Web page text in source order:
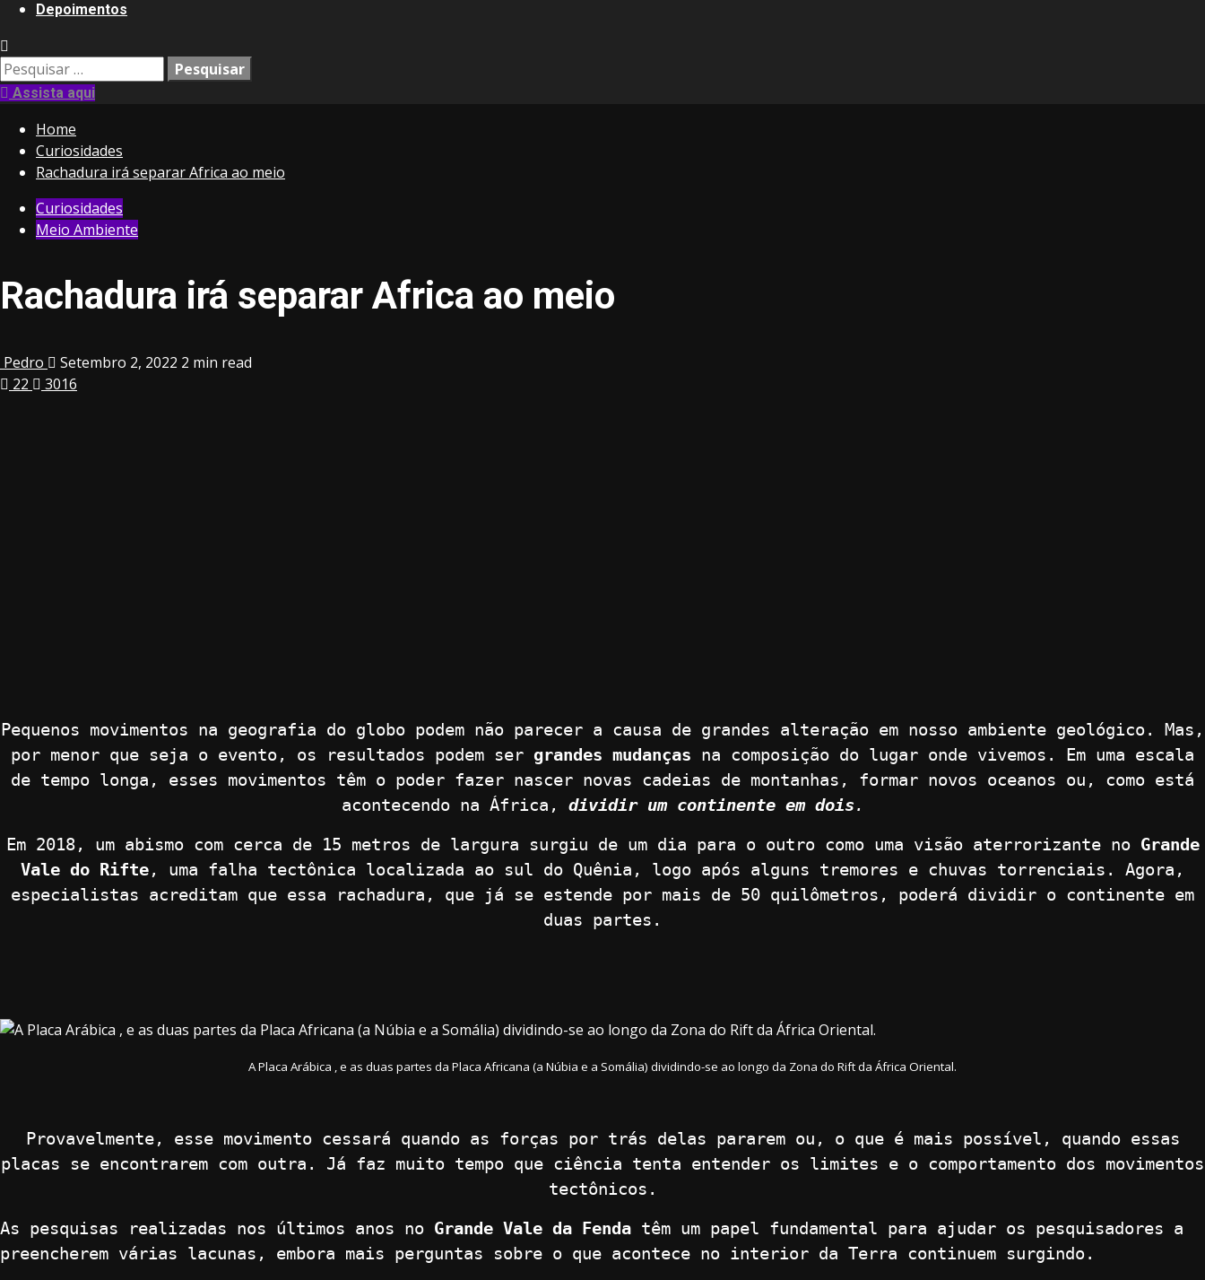
Depoimentos
Pesquisar
por:Assista aqui
Home
Curiosidades
Rachadura irá separar Africa ao meio
Curiosidades
Meio Ambiente
Rachadura irá separar Africa ao meio
Pedro Setembro 2, 2022 2 min read
22
3016
Pequenos movimentos na geografia do globo podem não parecer a causa de grandes alteração em nosso ambiente geológico. Mas,
por menor que seja o evento, os resultados podem ser grandes mudanças na composição do lugar onde vivemos. Em uma escala
de tempo longa, esses movimentos têm o poder fazer nascer novas cadeias de montanhas, formar novos oceanos ou, como está
acontecendo na África, dividir um continente em dois.
Em 2018, um abismo com cerca de 15 metros de largura surgiu de um dia para o outro como uma visão aterrorizante no Grande
Vale do Rifte, uma falha tectônica localizada ao sul do Quênia, logo após alguns tremores e chuvas torrenciais. Agora,
especialistas acreditam que essa rachadura, que já se estende por mais de 50 quilômetros, poderá dividir o continente em
duas partes.
A Placa Arábica , e as duas partes da Placa Africana (a Núbia e a Somália) dividindo-se ao longo da Zona do Rift da África Oriental.
Provavelmente, esse movimento cessará quando as forças por trás delas pararem ou, o que é mais possível, quando essas
placas se encontrarem com outra. Já faz muito tempo que ciência tenta entender os limites e o comportamento dos movimentos
tectônicos.
As pesquisas realizadas nos últimos anos no Grande Vale da Fenda têm um papel fundamental para ajudar os pesquisadores a
preencherem várias lacunas, embora mais perguntas sobre o que acontece no interior da Terra continuem surgindo.